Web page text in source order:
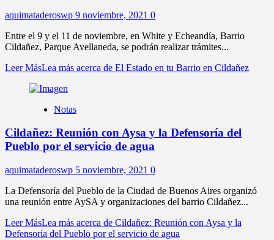
aquimataderoswp 9 noviembre, 2021 0
Entre el 9 y el 11 de noviembre, en White y Echeandía, Barrio
Cildañez, Parque Avellaneda, se podrán realizar trámites...
Leer MásLea más acerca de El Estado en tu Barrio en Cildañez
Notas
Cildañez: Reunión con Aysa y la Defensoría del
Pueblo por el servicio de agua
aquimataderoswp 5 noviembre, 2021 0
La Defensoría del Pueblo de la Ciudad de Buenos Aires organizó
una reunión entre AySA y organizaciones del barrio Cildañez...
Leer MásLea más acerca de Cildañez: Reunión con Aysa y la
Defensoría del Pueblo por el servicio de agua